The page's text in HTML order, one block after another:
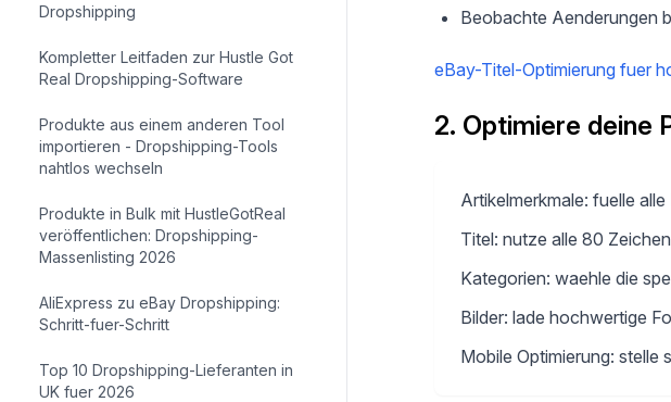
Dropshipping
Kompletter Leitfaden zur Hustle Got
Real Dropshipping-Software
Produkte aus einem anderen Tool
importieren - Dropshipping-Tools
nahtlos wechseln
Produkte in Bulk mit HustleGotReal
veröffentlichen: Dropshipping-
Massenlisting 2026
AliExpress zu eBay Dropshipping:
Schritt-fuer-Schritt
Top 10 Dropshipping-Lieferanten in
UK fuer 2026
Beobachte Aenderungen
eBay-Titel-Optimierung fuer
2. Optimiere deine
Artikelmerkmale: fuelle
Titel: nutze alle 80
Kategorien: waehle die
Bilder: lade hochwertige
Mobile Optimierung: stelle